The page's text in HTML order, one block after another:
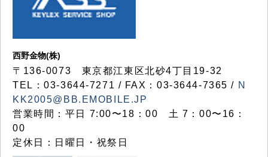
西野金物(株)
〒136-0073 東京都江東区北砂4丁目19-32
TEL：03‐3644‐7271 / FAX：03-3644-7365 / N
KK2005@BB.EMOBILE.JP
営業時間：平日 7:00〜18：00 土 7：00〜16：
00
定休日：日曜日・祝祭日